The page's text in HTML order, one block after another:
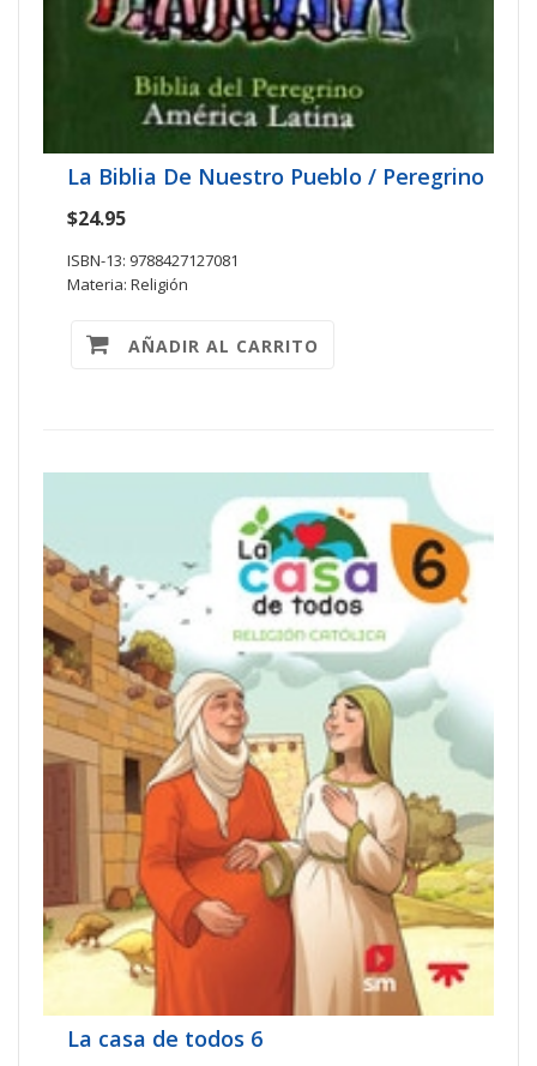
La Biblia De Nuestro Pueblo / Peregrino
$24.95
ISBN-13: 9788427127081
Materia: Religión
AÑADIR AL CARRITO
La casa de todos 6